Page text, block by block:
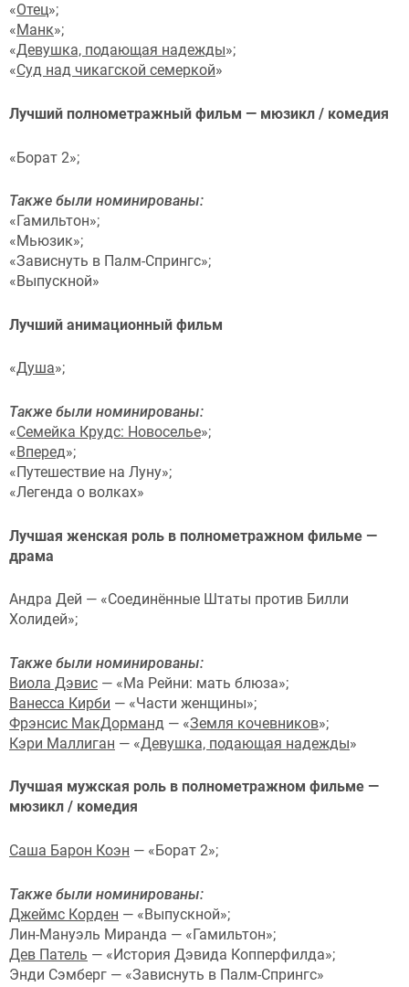
«Отец»;
«Манк»;
«Девушка, подающая надежды»;
«Суд над чикагской семеркой»
Лучший полнометражный фильм — мюзикл / комедия
«Борат 2»;
Также были номинированы:
«Гамильтон»;
«Мьюзик»;
«Зависнуть в Палм-Спрингс»;
«Выпускной»
Лучший анимационный фильм
«Душа»;
Также были номинированы:
«Семейка Крудс: Новоселье»;
«Вперед»;
«Путешествие на Луну»;
«Легенда о волках»
Лучшая женская роль в полнометражном фильме —
драма
Андра Дей — «Соединённые Штаты против Билли
Холидей»;
Также были номинированы:
Виола Дэвис — «Ма Рейни: мать блюза»;
Ванесса Кирби — «Части женщины»;
Фрэнсис МакДорманд — «Земля кочевников»;
Кэри Маллиган — «Девушка, подающая надежды»
Лучшая мужская роль в полнометражном фильме —
мюзикл / комедия
Саша Барон Коэн — «Борат 2»;
Также были номинированы:
Джеймс Корден — «Выпускной»;
Лин-Мануэль Миранда — «Гамильтон»;
Дев Патель — «История Дэвида Копперфилда»;
Энди Сэмберг — «Зависнуть в Палм-Спрингс»